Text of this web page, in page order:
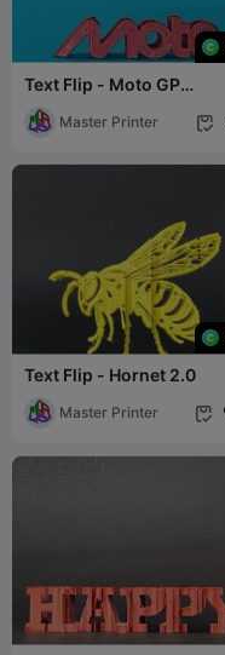
Text Flip - Moto GP
Master Printer 
Text Flip - Hornet 2.0
Master Printer 